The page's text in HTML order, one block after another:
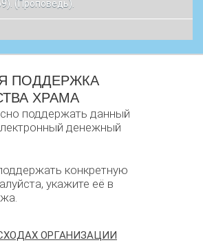
(Проповедь).
ПОДДЕРЖКА
ХРАМА
поддержать данный
денежный
конкретную
укажите её в
ОРГАНИЗАЦИИ